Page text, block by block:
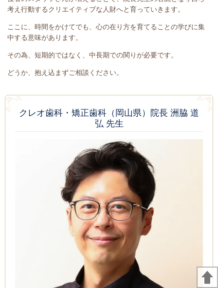
考え行動するクリエイティブな人財へと育っていきます。
ここに、時間をかけてでも、心の在り方を育てることの学びに集
中する意味があります。
その為、短期的ではなく、中長期での関りが必要です。
どうか、抱え込まずご相談ください。
クレオ歯科・矯正歯科（岡山県）院長 洲脇 道
弘 先生